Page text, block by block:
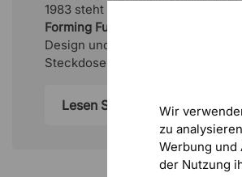
Wir
zu
Werbung und
der Nutzung
1983 steht die technische
Forming Function
Design und intelligenter
Steckdosen, Ladestationen,
Lesen Sie mehr